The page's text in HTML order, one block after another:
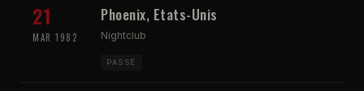
21
MAR 1982
Phoenix, Etats-Unis
Nightclub
PASSÉ